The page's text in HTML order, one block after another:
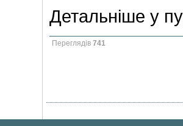
Детальніше у
Переглядів 741